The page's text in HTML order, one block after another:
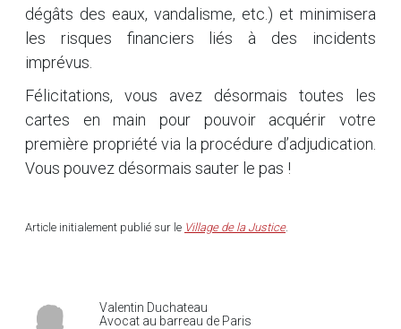
dégâts des eaux, vandalisme, etc.) et minimisera
les risques financiers liés à des incidents
imprévus.
Félicitations, vous avez désormais toutes les
cartes en main pour pouvoir acquérir votre
première propriété via la procédure d’adjudication.
Vous pouvez désormais sauter le pas !
Article initialement publié sur le Village de la Justice.
Valentin Duchateau
Avocat au barreau de Paris